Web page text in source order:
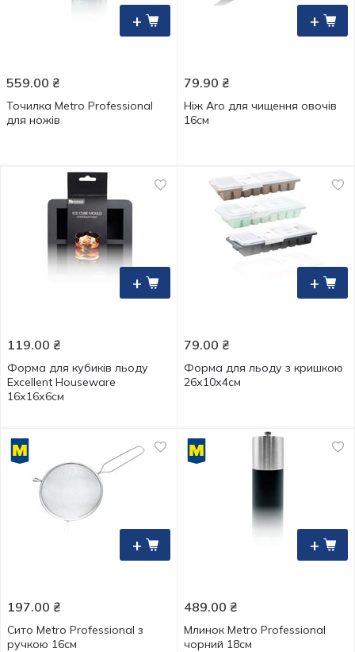
+
559.00 ₴
Точилка Metro Professional
для ножів
+
79.90 ₴
Ніж Aro для чищення овочів
16см
+
119.00 ₴
Форма для кубиків льоду
Excellent Houseware
16х16х6см
+
79.00 ₴
Форма для льоду з кришкою
26х10х4см
+
197.00 ₴
Сито Metro Professional з
ручкою 16см
+
489.00 ₴
Млинок Metro Professional
чорний 18см